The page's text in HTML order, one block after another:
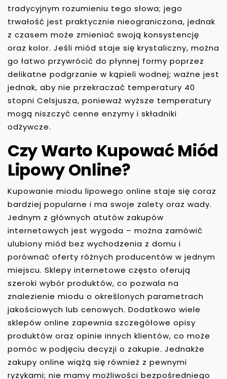
tradycyjnym rozumieniu tego słowa; jego
trwałość jest praktycznie nieograniczona, jednak
z czasem może zmieniać swoją konsystencję
oraz kolor. Jeśli miód staje się krystaliczny, można
go łatwo przywrócić do płynnej formy poprzez
delikatne podgrzanie w kąpieli wodnej; ważne jest
jednak, aby nie przekraczać temperatury 40
stopni Celsjusza, ponieważ wyższe temperatury
mogą niszczyć cenne enzymy i składniki
odżywcze.
Czy Warto Kupować Miód
Lipowy Online?
Kupowanie miodu lipowego online staje się coraz
bardziej popularne i ma swoje zalety oraz wady.
Jednym z głównych atutów zakupów
internetowych jest wygoda – można zamówić
ulubiony miód bez wychodzenia z domu i
porównać oferty różnych producentów w jednym
miejscu. Sklepy internetowe często oferują
szeroki wybór produktów, co pozwala na
znalezienie miodu o określonych parametrach
jakościowych lub cenowych. Dodatkowo wiele
sklepów online zapewnia szczegółowe opisy
produktów oraz opinie innych klientów, co może
pomóc w podjęciu decyzji o zakupie. Jednakże
zakupy online wiążą się również z pewnymi
ryzykami; nie mamy możliwości bezpośredniego